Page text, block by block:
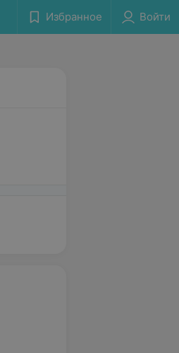
Избранное Войти